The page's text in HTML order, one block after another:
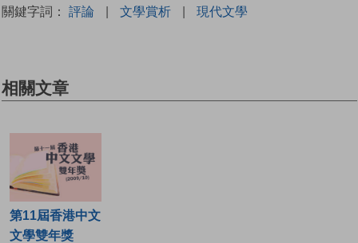
關鍵字詞： 評論 | 文學賞析 | 現代文學
相關文章
第11屆香港中文
文學雙年獎